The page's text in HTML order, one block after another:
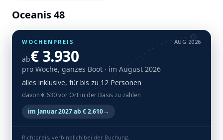
Oceanis 48
WOCHENPREIS AUG 2026
ab€ 3.930
pro Woche, ganzes Boot · im August 2026
alles inklusive, für bis zu 12 Personen
davon € 630 vor Ort in der Basis zu zahlen
im Januar 2027 ab € 2.610→
Richtpreis, verbindlich bei der Buchung.